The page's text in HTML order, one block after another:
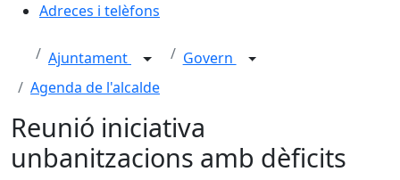
Adreces i telèfons
Ajuntament
Govern
Agenda de l'alcalde
Reunió iniciativa
unbanitzacions amb dèficits